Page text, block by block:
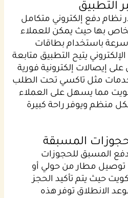
التطبيق
نظام دفع إلكتروني متكامل
بها حيث يمكن للعملاء
باستخدام بطاقات
يتيح التطبيق متابعة
إيصالات إلكترونية فورية
مثل تاكسي تحت الطلب
مما يسهل على العملاء
منظم ويوفر راحة كبيرة
المسبقة
المسبق للحجوزات
مطار من حولي أو
حيث يتم تأكيد الحجز
الانطلاق توفر هذه